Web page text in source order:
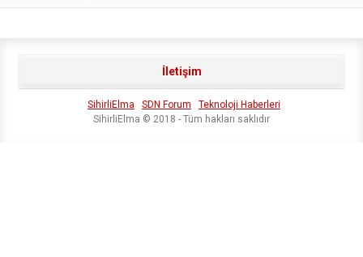
İletişim
SihirliElma SDN Forum
Teknoloji Haberleri
SihirliElma © 2018 - Tüm hakları saklıdır